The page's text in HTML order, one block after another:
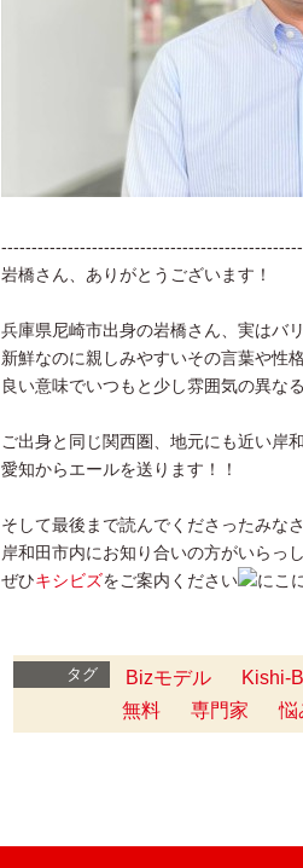
岩橋さん、ありがとうございます！
兵庫県尼崎市出身の岩橋さん、実はバ
新鮮なのに親しみやすいその言葉や性
良い意味でいつもと少し雰囲気の異な
ご出身と同じ関西圏、地元にも近い岸
愛知からエールを送ります！！
そして最後まで読んでくださったみなさ
岸和田市内にお知り合いの方がいらっ
ぜひキシビズをご案内ください
タグ Bizモデル Kishi-
無料
専門家 悩